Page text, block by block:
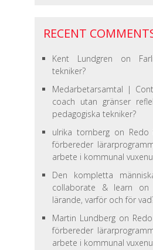
RECENT
Kent Lundgren on
tekniker?
Medarbetarsamtal |
coach utan gränser
pedagogiska tekniker?
ulrika tornbergon
förbereder
arbete i kommunal
Den kompletta
collaborate & learn on
lärande, varför och för
Martin Lundbergon
förbereder
arbete i kommunal